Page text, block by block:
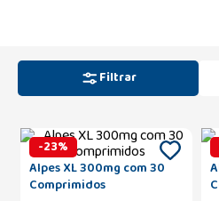
Filtrar
-23%
Alpes XL 300mg com 30
Comprimidos